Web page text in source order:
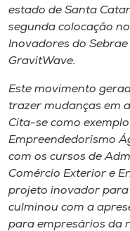
estado de Santa
segunda colocação
Inovadores do
GravitWave.
Este movimento
trazer mudanças em
Cita-se como
Empreendedorismo
com os cursos de
Comércio Exterior e
projeto inovador para
culminou com a
para empresários da